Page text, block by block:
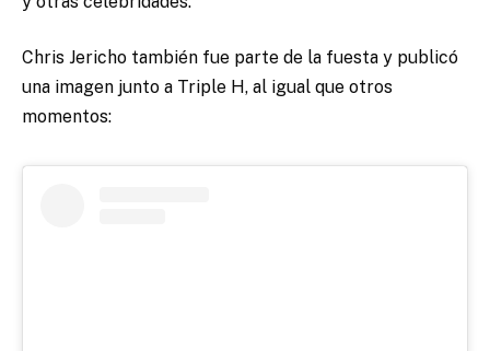
Chris Jericho también fue parte de la fuesta y publicó
una imagen junto a Triple H, al igual que otros
momentos: